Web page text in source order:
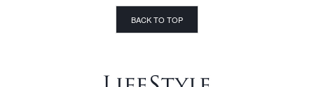
BACK TO TOP